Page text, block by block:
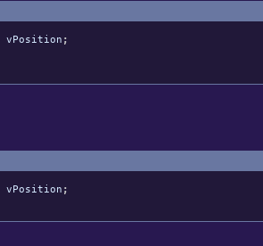
vPosition ;
vPosition ;